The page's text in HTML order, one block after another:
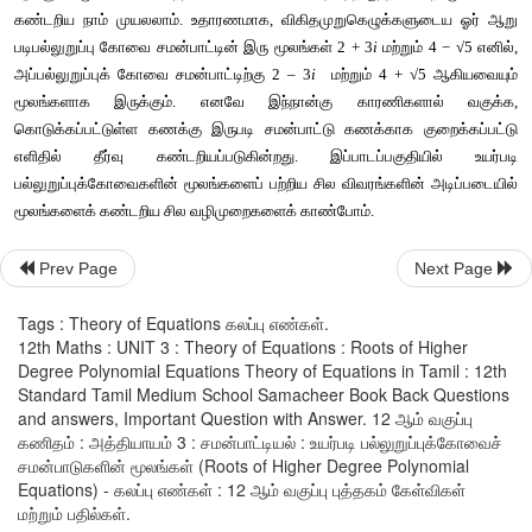
ஒவ்வொரு பல்லுறுப்புக்கோவையும் எண்ணற்ற முறை
இருக்கும்.
• அச்சை P( என்ற வளைவரை வெட்டுமிடத்தில் உள்ள
என்ற
பல்லுறுப்புக்கோவை சமன்பாட்டின் மெய்யெண் மூலங்கள்
• P(a மற்றும் P(b) ஒன்றுக்கொன்று எதிர்குறிகளாக
− P(c) = 0 என அமையுமாறு c எனும் ஒரு புள்ளி
− a மற்றும் b −க்கிடையே ஒரு மூலம் உள்ளது
− மேற்குறிப்பிட்ட புள்ளிகளுக்கிடையே ஒரே ஒரு மூலம்
வேண்டும்
எனும் அவசியமில்லை . 3,5,7,... அமையலாம்
−க்கிடையே ஒற்றைப்படை எண்ணிக்கையில் மெய்யெண்
எனலாம் மற்றும் இரட்டைப் படை எண்ணிகையில் மூலங்கள்
ஆயினும், மூலங்களைப்
Prev Page Next Page
Tags : Theory of Equations கலப்பு எண்கள்.
12th Maths : UNIT 3 : Theory of Equations : Roots of Higher
Degree Polynomial Equations Theory of Equations in Tamil : 12th
Standard Tamil Medium School Samacheer Book Back Questions
and answers, Important Question with Answer. 12 ஆம் வகுப்பு
கணிதம் : அத்தியாயம் 3 : சமன்பாட்டியல் : உயர்படி பல்லுறுப்புக்கோவைச்
சமன்பாடுகளின் மூலங்கள் (Roots of Higher Degree Polynomial
Equations) - கலப்பு எண்கள் : 12 ஆம் வகுப்பு புத்தகம் கேள்விகள்
மற்றும் பதில்கள்.